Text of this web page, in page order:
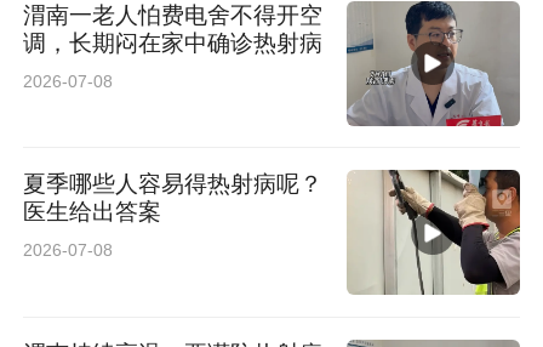
渭南一老人怕费电舍不得开空
调，长期闷在家中确诊热射病
2026-07-08
夏季哪些人容易得热射病呢？
医生给出答案
2026-07-08